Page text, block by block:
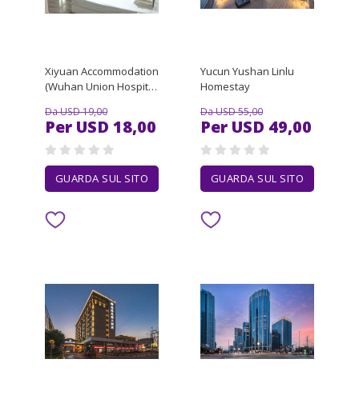
Xiyuan Accommodation
(Wuhan Union Hospital
Branch)
Da USD 19,00
Per USD 18,00
GUARDA SUL SITO
Yucun Yushan Linlu
Homestay
Da USD 55,00
Per USD 49,00
GUARDA SUL SITO